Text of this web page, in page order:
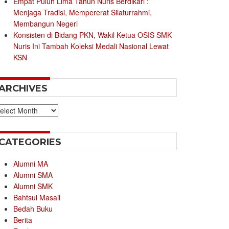
Menjaga Tradisi, Mempererat Silaturrahmi,
Membangun Negeri
Konsisten di Bidang PKN, Wakil Ketua OSIS SMK
Nuris Ini Tambah Koleksi Medali Nasional Lewat
KSN
Alumni MA
Alumni SMA
Alumni SMK
Bahtsul Masail
Bedah Buku
Berita